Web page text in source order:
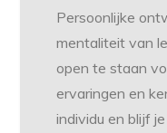
Persoonlijke
mentaliteit van
open te staan
ervaringen en
individu en blijf